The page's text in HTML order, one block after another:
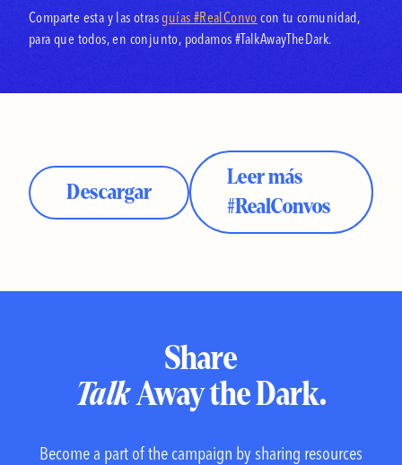
Comparte esta y las otrasguías #RealConvo con tu comunidad,
para que todos, en conjunto, podamos #TalkAwayTheDark.
Descargar
Leer más
#RealConvos
Share
TalkAway the Dark.
Become a part of the campaign by sharing resources